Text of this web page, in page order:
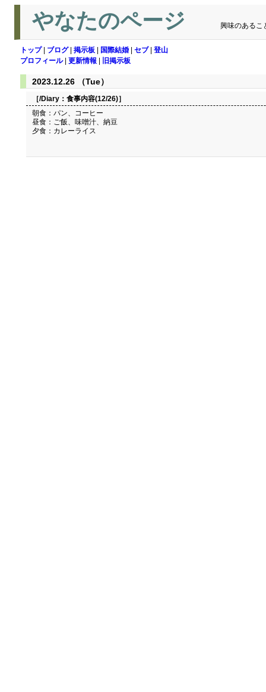
やなたのページ 興味のあるこ
トップ| ブログ| 掲示板 国際結婚 セブ| 登山
プロフィール| 更新情報 旧掲示板
2023.12.26 （Tue）
［/Diary： 食事内容(12/26)］
朝食：パン、コーヒー
昼食：ご飯、味噌汁、納豆
夕食：カレーライス